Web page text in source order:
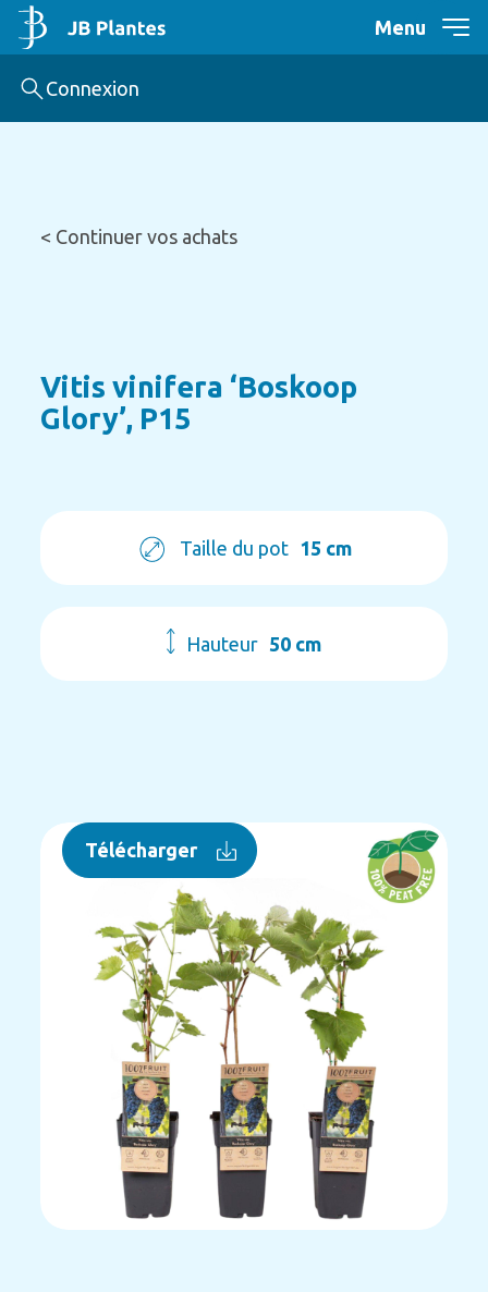
Menu
Connexion
< Continuer vos achats
Vitis vinifera ‘Boskoop
Glory’, P15
Taille du pot 15 cm
Hauteur 50 cm
Télécharger